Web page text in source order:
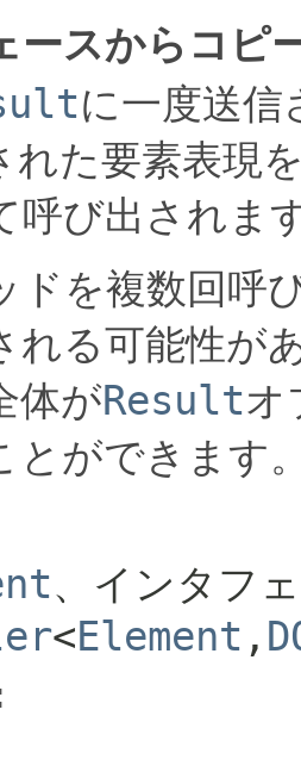
ースからコピ
に一度送信
れた要素表現
呼び出されま
ドを複数回呼
れる可能性が
体がResultオ
とができます
、インタフ
<Element ,